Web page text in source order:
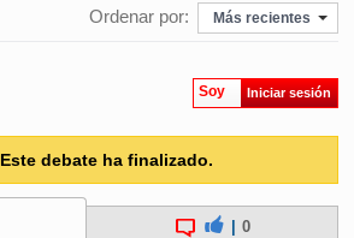
Ordenar por: Más recientes
Soy Iniciar sesión
Este debate ha finalizado.
0